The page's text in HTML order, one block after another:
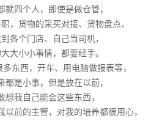
就四个人，即使是做仓管，
，货物的采买对接、货物盘点、
各个门店、自己当司机，
大小小事情，都要经手。
东西，开车、用电脑做报表等，
都是小事，但是放在以前，
想我自己能会这些东西，
以前的主管，对我的培养都很用心，